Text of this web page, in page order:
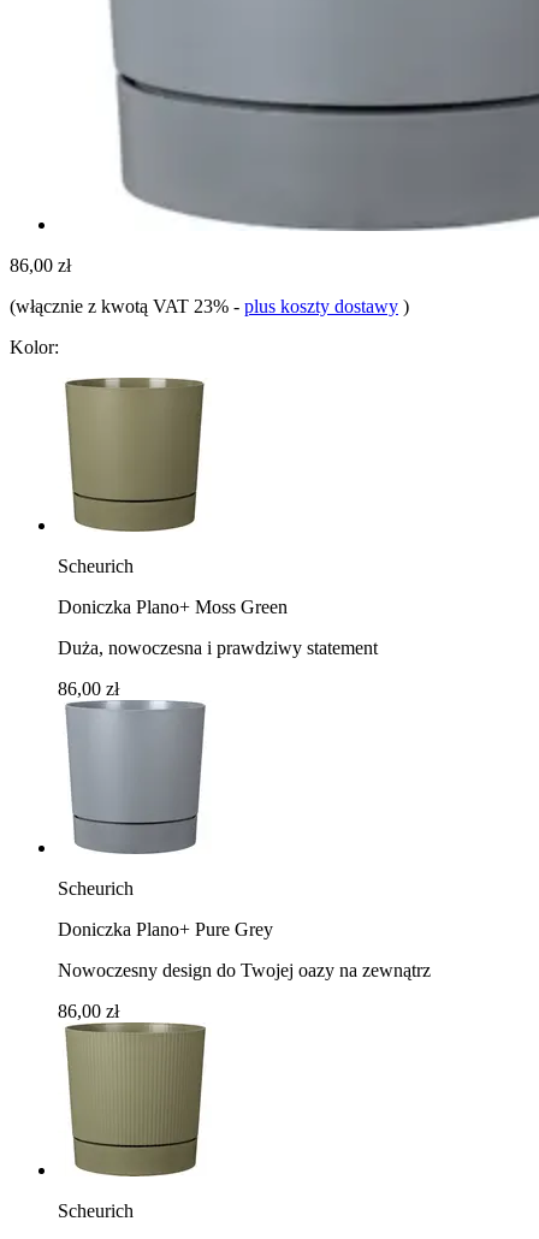
86,00 zł
(włącznie z kwotą VAT 23% - plus koszty dostawy )
Kolor:
Scheurich
Doniczka Plano+ Moss Green
Duża, nowoczesna i prawdziwy statement
86,00 zł
Scheurich
Doniczka Plano+ Pure Grey
Nowoczesny design do Twojej oazy na zewnątrz
86,00 zł
Scheurich